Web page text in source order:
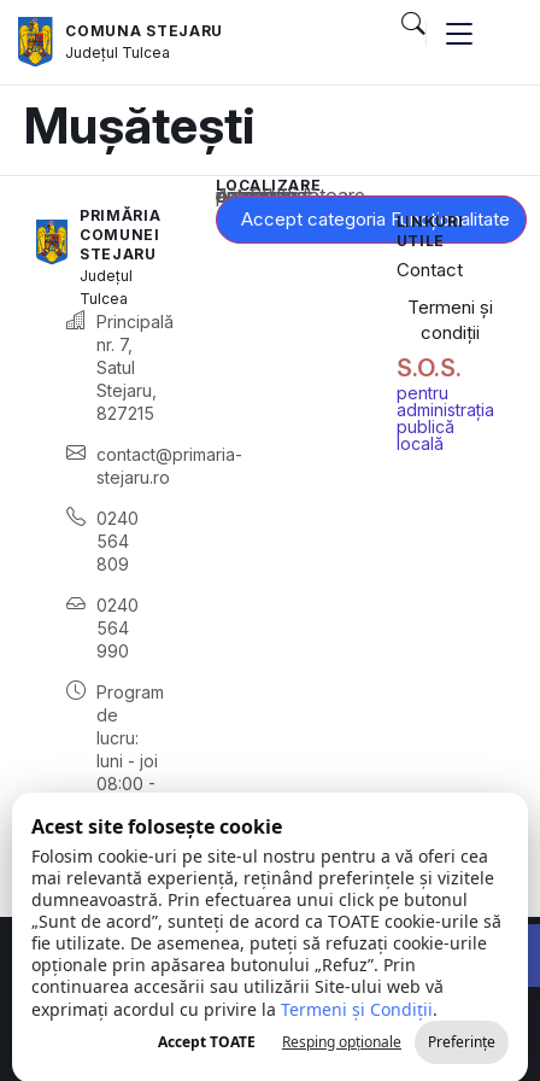
COMUNA STEJARU
Județul Tulcea
Mușătești
PRIMĂRIA
COMUNEI
STEJARU
Județul
Tulcea
Principală
nr. 7,
Satul
Stejaru,
827215
contact@primaria-
stejaru.ro
0240
564
809
0240
564
990
Program
de
lucru:
luni - joi
08:00 -
vineri
08:00 -
14:00
LOCALIZARE
Acest conținut este blocat până când acceptați categoria corespunzătoare de cookie-uri.
Accept categoria Funcționalitate
LINKURI
UTILE
Contact
Termeni și
condiții
S.O.S.
pentru
administrația
publică
locală
Comuna
Stejaru |
județul Tulcea
©
2026
Toate
drepturile
rezervate
Concept realizat deBig Media Relații Publice SRL
Acest site folosește cookie
Folosim cookie-uri pe site-ul nostru pentru a vă oferi cea
mai relevantă experiență, reținând preferințele și vizitele
dumneavoastră. Prin efectuarea unui click pe butonul
„Sunt de acord”, sunteți de acord ca TOATE cookie-urile să
fie utilizate. De asemenea, puteți să refuzați cookie-urile
opționale prin apăsarea butonului „Refuz”. Prin
continuarea accesării sau utilizării Site-ului web vă
exprimați acordul cu privire la Termeni și Condiții.
Accept TOATE Resping opționale Preferințe